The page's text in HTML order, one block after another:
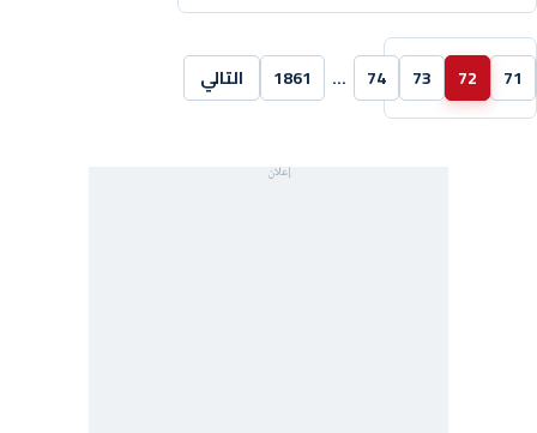
71
72
73
74
…
1861 التالي